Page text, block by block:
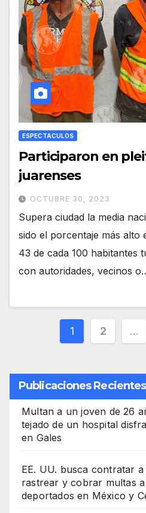
ESPECTACULOS
Participaron en
juarenses
OCTUBRE 30, 2023
Supera ciudad la media
sido el porcentaje más alto
43 de cada 100 habitantes
con autoridades, vecinos
Paginación
entradas
1 2 …
Publicaciones Recientes
Multan a un joven de 26
tejado de un hospital
en Gales
EE. UU. busca contratar
rastrear y cobrar multas
deportados en México y